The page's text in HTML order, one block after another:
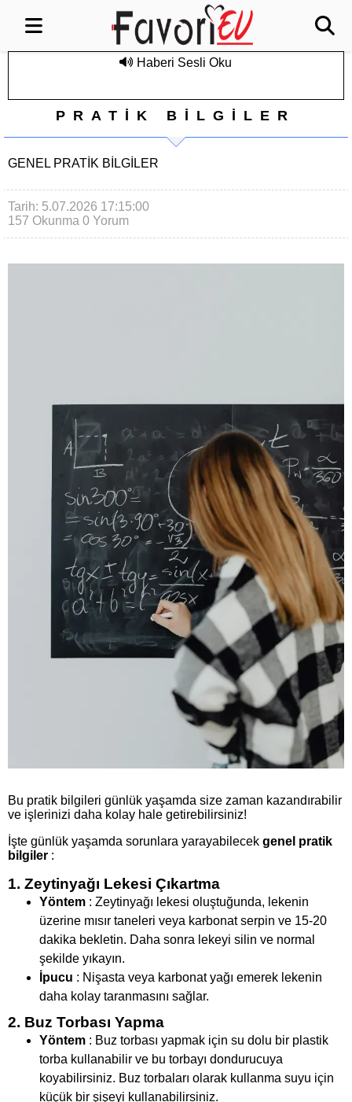
Haberi Sesli Oku
PRATİK BİLGİLER
GENEL PRATIK BILGILER
Tarih: 5.07.2026 17:15:00
157 Okunma 0 Yorum
Bu pratik bilgileri günlük yaşamda size zaman kazandırabilir
ve işlerinizi daha kolay hale getirebilirsiniz!
İşte günlük yaşamda sorunlara yarayabilecek genel pratik
bilgiler :
1. Zeytinyağı Lekesi Çıkartma
Yöntem : Zeytinyağı lekesi oluştuğunda, lekenin
üzerine mısır taneleri veya karbonat serpin ve 15-20
dakika bekletin. Daha sonra lekeyi silin ve normal
şekilde yıkayın.
İpucu : Nişasta veya karbonat yağı emerek lekenin
daha kolay taranmasını sağlar.
2. Buz Torbası Yapma
Yöntem : Buz torbası yapmak için su dolu bir plastik
torba kullanabilir ve bu torbayı dondurucuya
koyabilirsiniz. Buz torbaları olarak kullanma suyu için
küçük bir şişeyi kullanabilirsiniz.